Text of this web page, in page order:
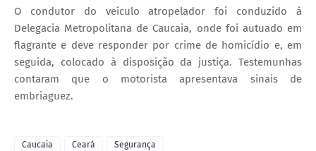
O condutor do veículo atropelador foi conduzido à
Delegacia Metropolitana de Caucaia, onde foi autuado em
flagrante e deve responder por crime de homicídio e, em
seguida, colocado à disposição da justiça. Testemunhas
contaram que o motorista apresentava sinais de
embriaguez.
Caucaia Ceará Segurança